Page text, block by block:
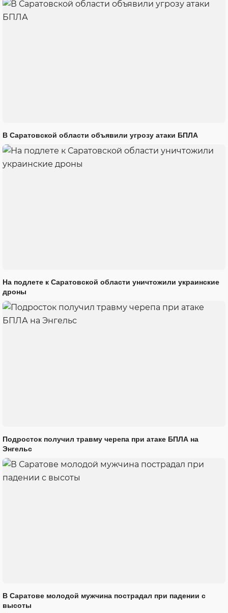
В Саратовской области объявили угрозу атаки БПЛА
На подлете к Саратовской области уничтожили украинские
дроны
Подросток получил травму черепа при атаке БПЛА на
Энгельс
В Саратове молодой мужчина пострадал при падении с
высоты